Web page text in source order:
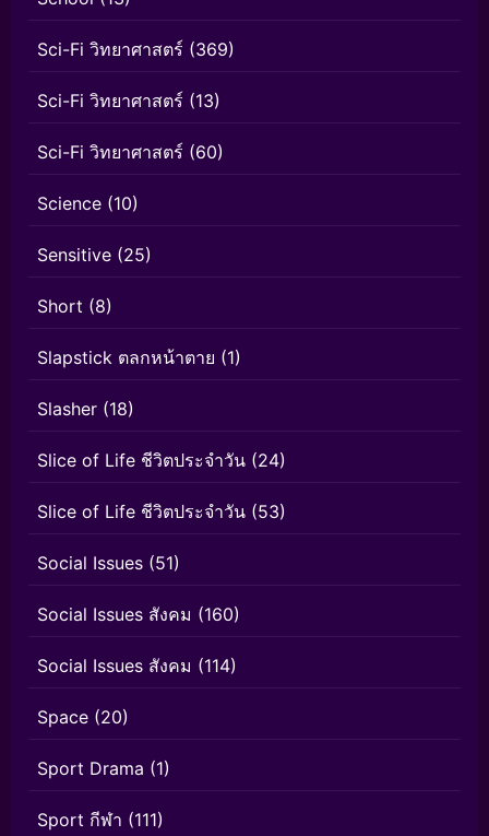
Sci-Fi วิทยาศาสตร์ (369)
Sci-Fi วิทยาศาสตร์ (13)
Sci-Fi วิทยาศาสตร์ (60)
Science (10)
Sensitive (25)
Short (8)
Slapstick ตลกหน้าตาย (1)
Slasher (18)
Slice of Life ชีวิตประจำวัน (24)
Slice of Life ชีวิตประจำวัน (53)
Social Issues (51)
Social Issues สังคม (160)
Social Issues สังคม (114)
Space (20)
Sport Drama (1)
Sport กีฬา (111)